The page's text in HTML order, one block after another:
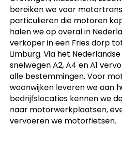
bereiken we voor
particulieren die motoren
halen we op overal in
verkoper in een Fries dorp
Limburg. Via het
snelwegen A2, A4 en A1
alle bestemmingen. Voor
woonwijken leveren we aan
bedrijfslocaties kennen we
naar motorwerkplaatsen,
vervoeren we motorfietsen.